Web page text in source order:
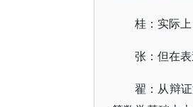
桂：实际
张：但在表
翟：从辩